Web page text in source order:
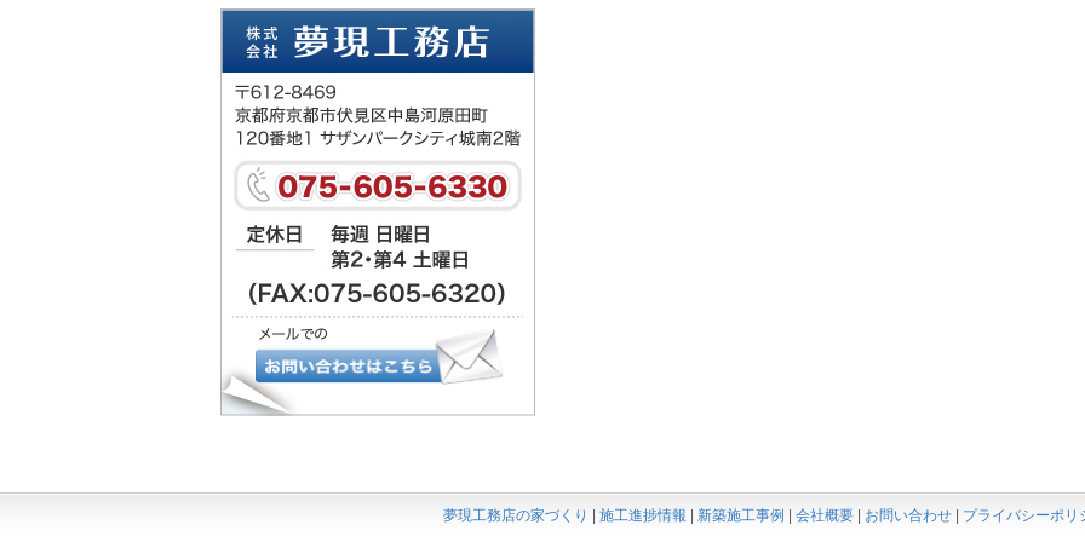
夢現工務店の家づくり 施工進捗情報 新築施工事例 会社概要 お問い合わせ プライバシーポリ